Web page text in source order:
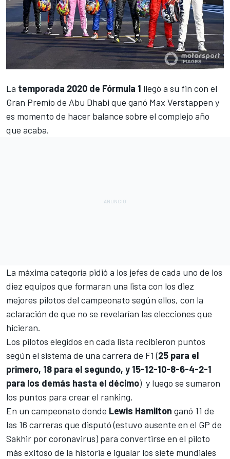
La temporada 2020 de Fórmula 1 llegó a su fin con el
Gran Premio de Abu Dhabi que ganó Max Verstappen y
es momento de hacer balance sobre el complejo año
que acaba.
La máxima categoría pidió a los jefes de cada uno de los
diez equipos que formaran una lista con los diez
mejores pilotos del campeonato según ellos, con la
aclaración de que no se revelarían las elecciones que
hicieran.
Los pilotos elegidos en cada lista recibieron puntos
según el sistema de una carrera de F1 (25 para el
primero, 18 para el segundo, y 15-12-10-8-6-4-2-1
para los demás hasta el décimo) y luego se sumaron
los puntos para crear el ranking.
En un campeonato donde Lewis Hamilton ganó 11 de
las 16 carreras que disputó (estuvo ausente en el GP de
Sakhir por coronavirus) para convertirse en el piloto
más exitoso de la historia e igualar los siete mundiales